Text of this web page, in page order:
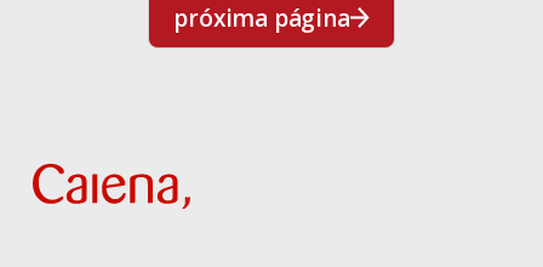
próxima página